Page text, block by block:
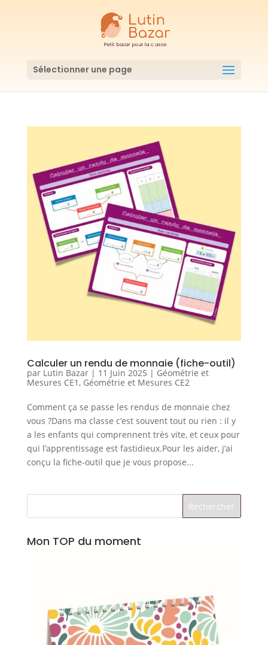
Sélectionner une page
Calculer un rendu de monnaie (fiche-outil)
par Lutin Bazar| 11 Juin 2025 | Géométrie et
Mesures CE1, Géométrie et Mesures CE2
Comment ça se passe les rendus de monnaie chez
vous ?Dans ma classe c’est souvent tout ou rien : il y
a les enfants qui comprennent très vite, et ceux pour
qui l’apprentissage est fastidieux.Pour les aider, j’ai
conçu la fiche-outil que je vous propose...
Mon TOP du moment